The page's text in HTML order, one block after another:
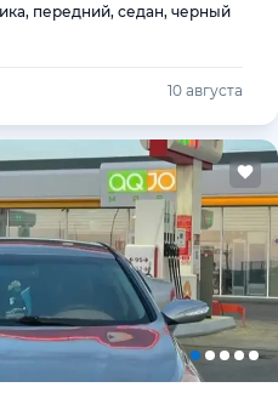
передний, седан, черный
10 августа